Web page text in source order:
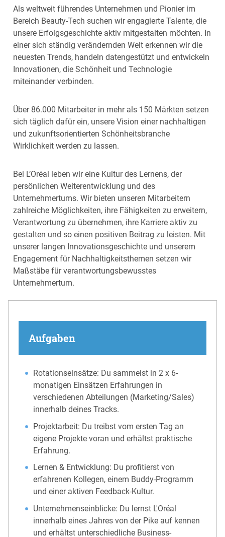
Als weltweit führendes Unternehmen und Pionier im
Bereich Beauty-Tech suchen wir engagierte Talente, die
unsere Erfolgsgeschichte aktiv mitgestalten möchten. In
einer sich ständig verändernden Welt erkennen wir die
neuesten Trends, handeln datengestützt und entwickeln
Innovationen, die Schönheit und Technologie
miteinander verbinden.
Über 86.000 Mitarbeiter in mehr als 150 Märkten setzen
sich täglich dafür ein, unsere Vision einer nachhaltigen
und zukunftsorientierten Schönheitsbranche
Wirklichkeit werden zu lassen.
Bei L’Oréal leben wir eine Kultur des Lernens, der
persönlichen Weiterentwicklung und des
Unternehmertums. Wir bieten unseren Mitarbeitern
zahlreiche Möglichkeiten, ihre Fähigkeiten zu erweitern,
Verantwortung zu übernehmen, ihre Karriere aktiv zu
gestalten und so einen positiven Beitrag zu leisten. Mit
unserer langen Innovationsgeschichte und unserem
Engagement für Nachhaltigkeitsthemen setzen wir
Maßstäbe für verantwortungsbewusstes
Unternehmertum.
Aufgaben
Rotationseinsätze: Du sammelst in 2 x 6-
monatigen Einsätzen Erfahrungen in
verschiedenen Abteilungen (Marketing/Sales)
innerhalb deines Tracks.
Projektarbeit: Du treibst vom ersten Tag an
eigene Projekte voran und erhältst praktische
Erfahrung.
Lernen & Entwicklung: Du profitierst von
erfahrenen Kollegen, einem Buddy-Programm
und einer aktiven Feedback-Kultur.
Unternehmenseinblicke: Du lernst L'Oréal
innerhalb eines Jahres von der Pike auf kennen
und erhältst unterschiedliche Business-